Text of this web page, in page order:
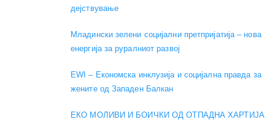
дејствување
Младински зелени социјални претпријатија – нова
енергија за руралниот развој
EWI – Економска инклузија и социјална правда за
жените од Западен Балкан
ЕКО МОЛИВИ И БОИЧКИ ОД ОТПАДНА ХАРТИЈА